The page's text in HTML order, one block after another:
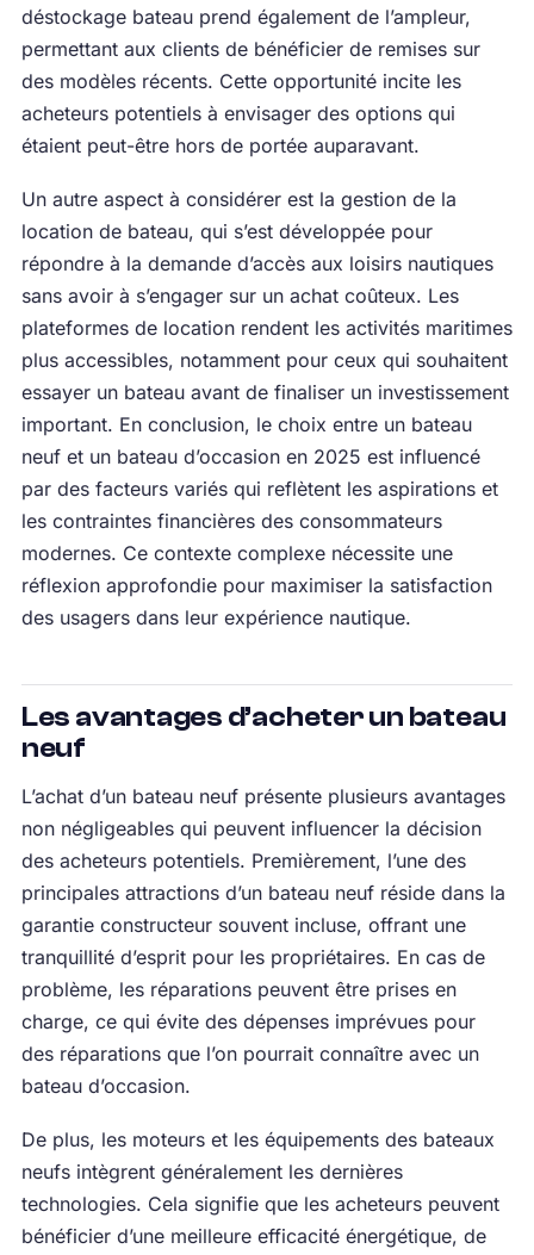
déstockage bateau prend également de l’ampleur,
permettant aux clients de bénéficier de remises sur
des modèles récents. Cette opportunité incite les
acheteurs potentiels à envisager des options qui
étaient peut-être hors de portée auparavant.
Un autre aspect à considérer est la gestion de la
location de bateau, qui s’est développée pour
répondre à la demande d’accès aux loisirs nautiques
sans avoir à s’engager sur un achat coûteux. Les
plateformes de location rendent les activités maritimes
plus accessibles, notamment pour ceux qui souhaitent
essayer un bateau avant de finaliser un investissement
important. En conclusion, le choix entre un bateau
neuf et un bateau d’occasion en 2025 est influencé
par des facteurs variés qui reflètent les aspirations et
les contraintes financières des consommateurs
modernes. Ce contexte complexe nécessite une
réflexion approfondie pour maximiser la satisfaction
des usagers dans leur expérience nautique.
Les avantages d’acheter un bateau
neuf
L’achat d’un bateau neuf présente plusieurs avantages
non négligeables qui peuvent influencer la décision
des acheteurs potentiels. Premièrement, l’une des
principales attractions d’un bateau neuf réside dans la
garantie constructeur souvent incluse, offrant une
tranquillité d’esprit pour les propriétaires. En cas de
problème, les réparations peuvent être prises en
charge, ce qui évite des dépenses imprévues pour
des réparations que l’on pourrait connaître avec un
bateau d’occasion.
De plus, les moteurs et les équipements des bateaux
neufs intègrent généralement les dernières
technologies. Cela signifie que les acheteurs peuvent
bénéficier d’une meilleure efficacité énergétique, de